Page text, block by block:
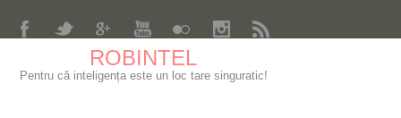
ROBINTEL
Pentru că inteligența este un loc tare singuratic!